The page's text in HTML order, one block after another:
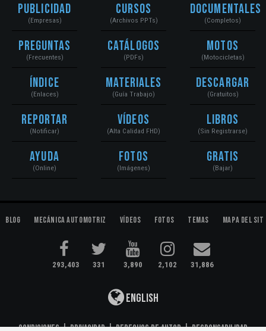
Publicidad
(Empresas)
Preguntas
(Frecuentes)
Índice
(Enlaces)
Reportar
(Notificar)
Ayuda
(Online)
Cursos
(Archivos PPTs)
Catálogos
(PDFs)
Materiales
(Guía Trabajo)
Vídeos
(Alta Calidad FHD)
Fotos
(Imágenes)
Documentales
(Completos)
Motos
(Motocicletas)
Descargar
(Gratuitos)
Libros
(Sin Registrarse)
Gratis
(Bajar)
Blog Mecánica Automotriz Vídeos Fotos Temas Mapa del
293,403 331 3,890 2,102 31,886
English
Condiciones|Privacidad|Derechos de Autor|Responsabilidad